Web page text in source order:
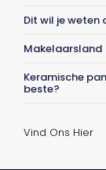
Dit wil je weten
Makelaarsland
Keramische
beste?
Vind Ons Hier